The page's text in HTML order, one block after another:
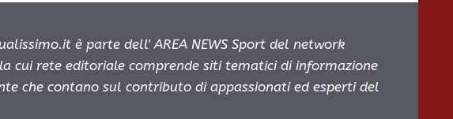
è parte dell' AREA NEWS Sport del network
cui rete editoriale comprende siti tematici di informazione
che contano sul contributo di appassionati ed esperti del